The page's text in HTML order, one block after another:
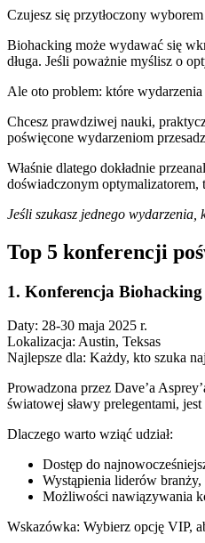
Czujesz się przytłoczony
Biohacking może wydawać się
długa. Jeśli poważnie myślisz o
Ale oto problem: które
Chcesz prawdziwej nauki,
poświęcone wydarzeniom
Właśnie dlatego dokładnie
doświadczonym
Jeśli szukasz jednego wydarzenia,
Top 5 konferencji
1. Konferencja
Daty: 28-30 maja 2025 r.
Lokalizacja: Austin, Teksas
Najlepsze dla: Każdy, kto szuka
Prowadzona przez Dave’a
światowej sławy prelegentami,
Dlaczego warto wziąć udział:
Dostęp do
Wystąpienia liderów
Możliwości nawiązywania
Wskazówka: Wybierz opcję VIP,